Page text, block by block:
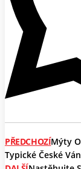
PŘEDCHOZÍMýty
Typické České